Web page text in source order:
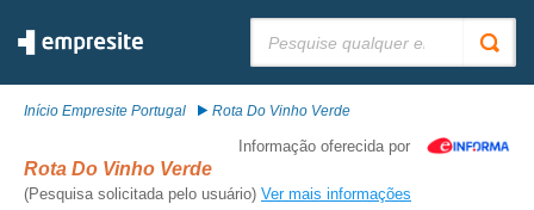
Início Empresite Portugal Rota Do Vinho Verde
Informação oferecida por
Rota Do Vinho Verde
(Pesquisa solicitada pelo usuário) Ver mais informações